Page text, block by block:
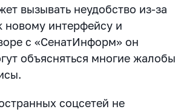
вызывать неудобство из-за
новому интерфейсу и
с «СенатИнформ» он
объясняться многие жалобы
соцсетей не